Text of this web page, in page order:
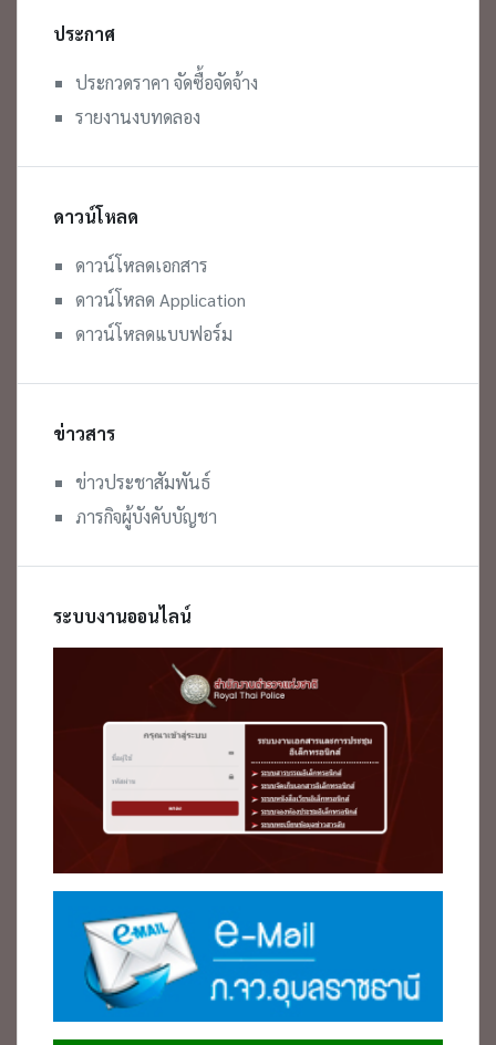
ประกาศ
ประกวดราคา จัดซื้อจัดจ้าง
รายงานงบทดลอง
ดาวน์โหลด
ดาวน์โหลดเอกสาร
ดาวน์โหลด Application
ดาวน์โหลดแบบฟอร์ม
ข่าวสาร
ข่าวประชาสัมพันธ์
ภารกิจผู้บังคับบัญชา
ระบบงานออนไลน์